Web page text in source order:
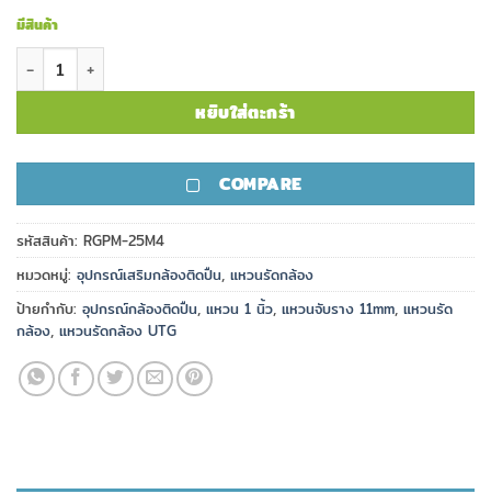
มีสินค้า
จำนวน แหวนรัดกล้อง UTG ท่อ 1" ขากลาง จับราง 11mm ชิ้น
หยิบใส่ตะกร้า
COMPARE
รหัสสินค้า: RGPM-25M4
หมวดหมู่: อุปกรณ์เสริมกล้องติดปืน, แหวนรัดกล้อง
ป้ายกำกับ: อุปกรณ์กล้องติดปืน, แหวน 1 นิ้ว, แหวนจับราง 11mm, แหวนรัด
กล้อง, แหวนรัดกล้อง UTG